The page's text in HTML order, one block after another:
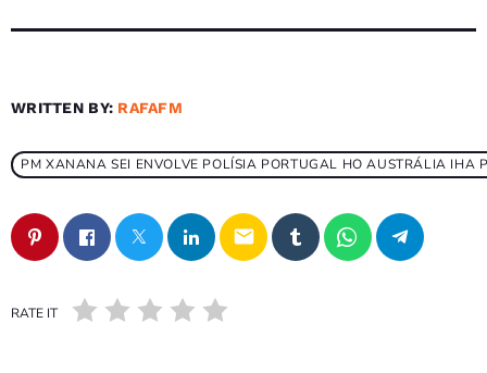
WRITTEN BY: RAFAFM
PM XANANA SEI ENVOLVE POLÍSIA PORTUGAL HO AUSTRÁLIA IHA
email
RATE IT